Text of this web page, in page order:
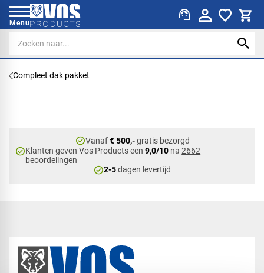
Menu support_agent
Compleet dak pakket
check_circleVanaf€ 500,-gratis bezorgd
check_circleKlanten geven Vos Products een9,0/10 na2662
beoordelingen
check_circle2-5dagen levertijd